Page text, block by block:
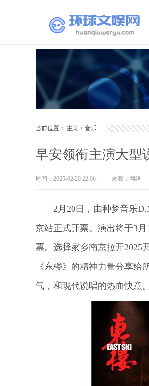
当前位置： 主页 > 音乐
早安领衔主演大型
时间：2025-02-20 22:06 来源：网络
2月20日，由种梦音乐
京站正式开票。演出将于3
票。选择家乡南京拉开2025
《东楼》的精神力量分享
气，和现代说唱的热血快意。